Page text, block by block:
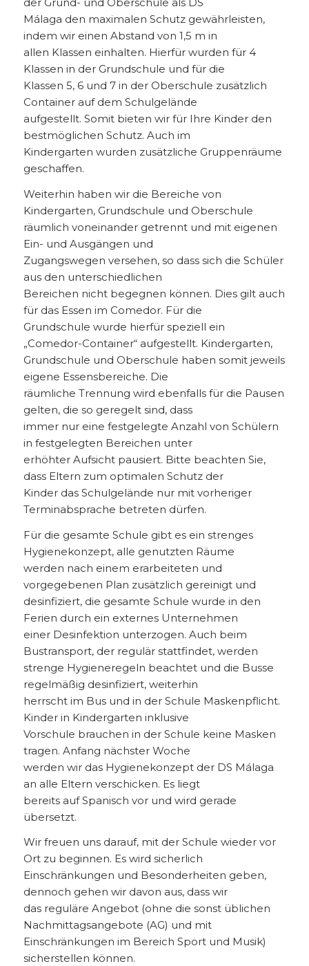
Málaga den maximalen Schutz gewährleisten,
indem wir einen Abstand von 1,5 m in
allen Klassen einhalten. Hierfür wurden für 4
Klassen in der Grundschule und für die
Klassen 5, 6 und 7 in der Oberschule zusätzlich
Container auf dem Schulgelände
aufgestellt. Somit bieten wir für Ihre Kinder den
bestmöglichen Schutz. Auch im
Kindergarten wurden zusätzliche Gruppenräume
geschaffen.
Weiterhin haben wir die Bereiche von
Kindergarten, Grundschule und Oberschule
räumlich voneinander getrennt und mit eigenen
Ein- und Ausgängen und
Zugangswegen versehen, so dass sich die Schüler
aus den unterschiedlichen
Bereichen nicht begegnen können. Dies gilt auch
für das Essen im Comedor. Für die
Grundschule wurde hierfür speziell ein
„Comedor-Container“ aufgestellt. Kindergarten,
Grundschule und Oberschule haben somit jeweils
eigene Essensbereiche. Die
räumliche Trennung wird ebenfalls für die Pausen
gelten, die so geregelt sind, dass
immer nur eine festgelegte Anzahl von Schülern
in festgelegten Bereichen unter
erhöhter Aufsicht pausiert. Bitte beachten Sie,
dass Eltern zum optimalen Schutz der
Kinder das Schulgelände nur mit vorheriger
Terminabsprache betreten dürfen.
Für die gesamte Schule gibt es ein strenges
Hygienekonzept, alle genutzten Räume
werden nach einem erarbeiteten und
vorgegebenen Plan zusätzlich gereinigt und
desinfiziert, die gesamte Schule wurde in den
Ferien durch ein externes Unternehmen
einer Desinfektion unterzogen. Auch beim
Bustransport, der regulär stattfindet, werden
strenge Hygieneregeln beachtet und die Busse
regelmäßig desinfiziert, weiterhin
herrscht im Bus und in der Schule Maskenpflicht.
Kinder in Kindergarten inklusive
Vorschule brauchen in der Schule keine Masken
tragen. Anfang nächster Woche
werden wir das Hygienekonzept der DS Málaga
an alle Eltern verschicken. Es liegt
bereits auf Spanisch vor und wird gerade
übersetzt.
Wir freuen uns darauf, mit der Schule wieder vor
Ort zu beginnen. Es wird sicherlich
Einschränkungen und Besonderheiten geben,
dennoch gehen wir davon aus, dass wir
das reguläre Angebot (ohne die sonst üblichen
Nachmittagsangebote (AG) und mit
Einschränkungen im Bereich Sport und Musik)
sicherstellen können.